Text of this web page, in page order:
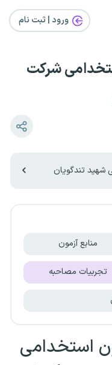
ورود | ثبت‌ نام
شرکت
شهید تندگویان
منابع آزمون
تجربیات مصاحبه
استخدامی